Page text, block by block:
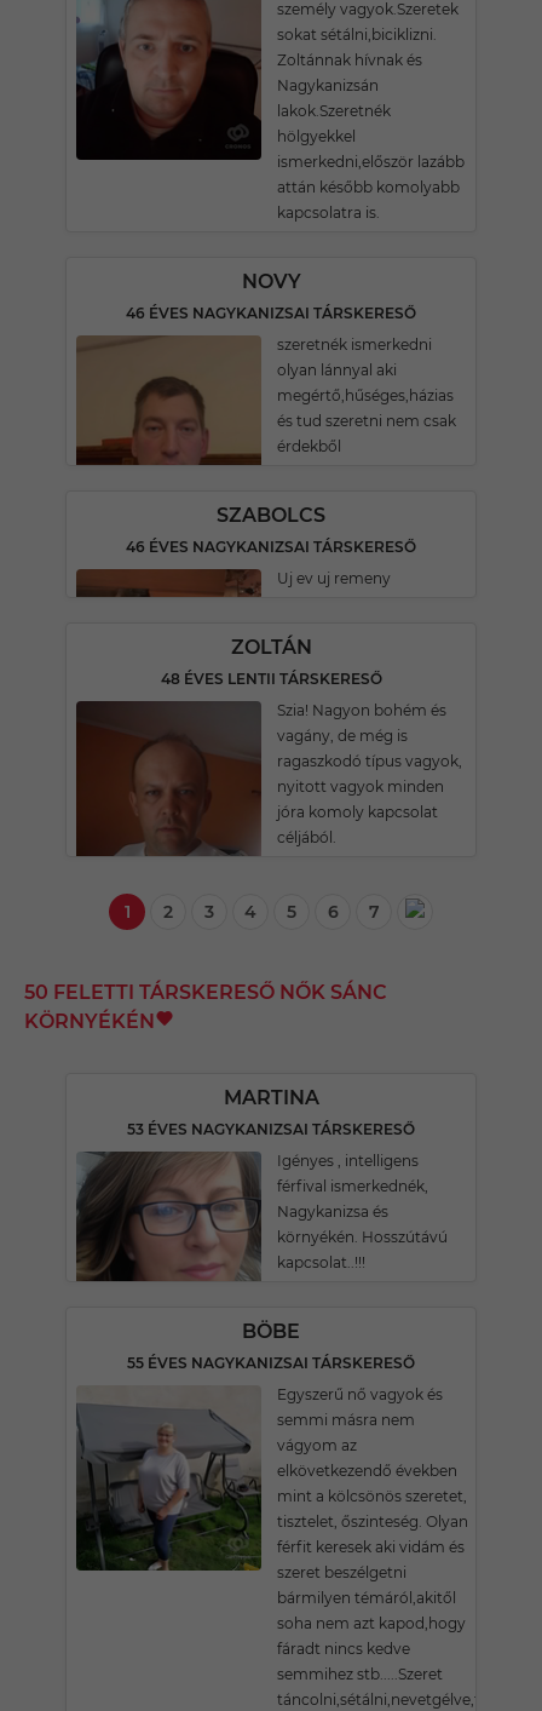
személy vagyok.Szeretek
sokat sétálni,biciklizni.
Zoltánnak hívnak és
Nagykanizsán
lakok.Szeretnék
hölgyekkel
ismerkedni,először lazább
attán később komolyabb
kapcsolatra is.
NOVY
46 ÉVES NAGYKANIZSAI TÁRSKERESŐ
szeretnék ismerkedni
olyan lánnyal aki
megértő,hűséges,házias
és tud szeretni nem csak
érdekből
SZABOLCS
46 ÉVES NAGYKANIZSAI TÁRSKERESŐ
Uj ev uj remeny
ZOLTÁN
48 ÉVES LENTII TÁRSKERESŐ
Szia! Nagyon bohém és
vagány, de még is
ragaszkodó típus vagyok,
nyitott vagyok minden
jóra komoly kapcsolat
céljából.
1 2 3 4 5 6 7
50 FELETTI TÁRSKERESŐ NŐK SÁNC
KÖRNYÉKÉN
MARTINA
53 ÉVES NAGYKANIZSAI TÁRSKERESŐ
Igényes , intelligens
férfival ismerkednék,
Nagykanizsa és
környékén. Hosszútávú
kapcsolat..!!!
BÖBE
55 ÉVES NAGYKANIZSAI TÁRSKERESŐ
Egyszerű nő vagyok és
semmi másra nem
vágyom az
elkövetkezendő években
mint a kölcsönös szeretet,
tisztelet, őszinteség. Olyan
férfit keresek aki vidám és
szeret beszélgetni
bármilyen témáról,akitől
soha nem azt kapod,hogy
fáradt nincs kedve
semmihez stb.....Szeret
táncolni,sétálni,nevetgélve,fűbe